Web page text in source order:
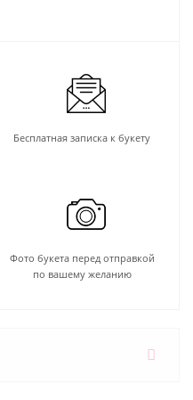
Бесплатная записка к букету
Фото букета перед отправкой
по вашему желанию